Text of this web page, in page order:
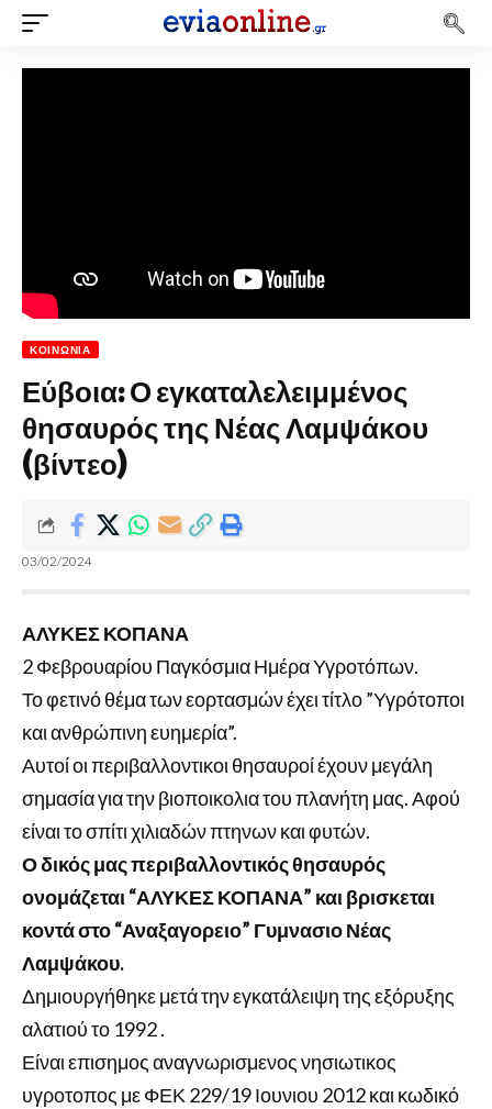
ΚΟΙΝΩΝΊΑ
Εύβοια: Ο εγκαταλελειμμένος
θησαυρός της Νέας Λαμψάκου
(βίντεο)
03/02/2024
ΑΛΥΚΕΣ ΚΟΠΑΝΑ
2 Φεβρουαρίου Παγκόσμια Ημέρα Υγροτόπων.
Το φετινό θέμα των εορτασμών έχει τίτλο ”Υγρότοποι
και ανθρώπινη ευημερία”.
Αυτοί οι περιβαλλοντικοι θησαυροί έχουν μεγάλη
σημασία για την βιοποικολια του πλανήτη μας. Αφού
είναι το σπίτι χιλιαδών πτηνων και φυτών.
Ο δικός μας περιβαλλοντικός θησαυρός
ονομάζεται “ΑΛΥΚΕΣ ΚΟΠΑΝΑ” και βρισκεται
κοντά στο “Αναξαγορειο” Γυμνασιο Νέας
Λαμψάκου.
Δημιουργήθηκε μετά την εγκατάλειψη της εξόρυξης
αλατιού το 1992 .
Είναι επισημος αναγνωρισμενος νησιωτικος
υγροτοπος με ΦΕΚ 229/19 Ιουνιου 2012 και κωδικό